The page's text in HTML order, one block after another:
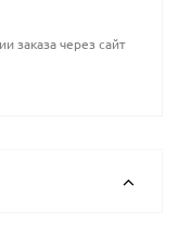
заказа через сайт